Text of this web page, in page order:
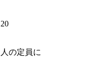
20
人の定員に